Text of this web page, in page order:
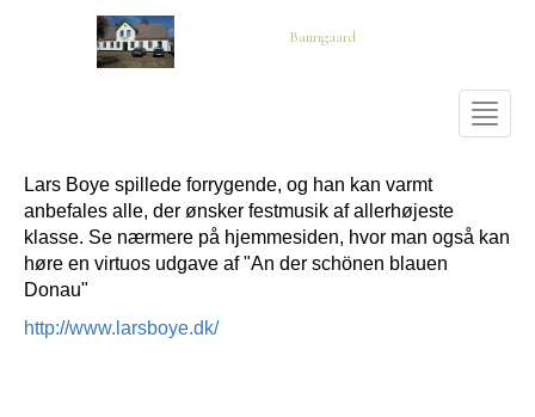
Baungaard
Toggle
Lars Boye spillede forrygende, og han kan varmt
anbefales alle, der ønsker festmusik af allerhøjeste
klasse. Se nærmere på hjemmesiden, hvor man også kan
høre en virtuos udgave af "An der schönen blauen
Donau"
http://www.larsboye.dk/